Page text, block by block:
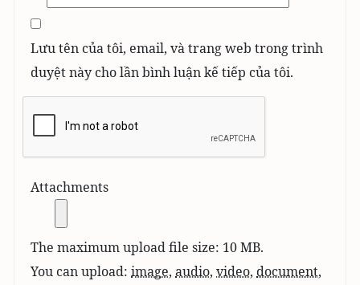
Lưu tên của tôi, email, và trang web trong trình
duyệt này cho lần bình luận kế tiếp của tôi.
Attachments
The maximum upload file size: 10 MB.
You can upload: image, audio, video, document,